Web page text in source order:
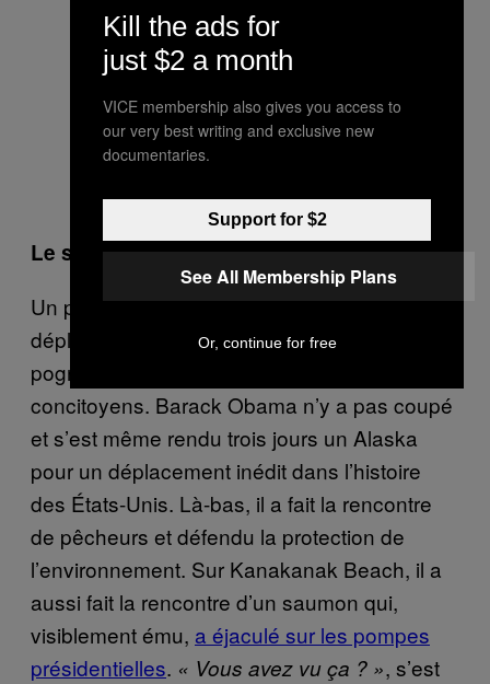
to #Hanoi, Vietnam. Regram:
@AnthonyBourdain
Une photo publiée par The White
House (@whitehouse) le23 Mai
2016 à 8h28 PDT
Le saumon
Un président s’autorise souvent quelques
déplacements histoire de serrer quelques
pognes et de se rapprocher de ses
concitoyens. Barack Obama n’y a pas coupé
et s’est même rendu trois jours un Alaska
pour un déplacement inédit dans l’histoire
des États-Unis. Là-bas, il a fait la rencontre
de pêcheurs et défendu la protection de
l’environnement. Sur Kanakanak Beach, il a
aussi fait la rencontre d’un saumon qui,
visiblement ému, a éjaculé sur les pompes
présidentielles. « Vous avez vu ça ? », s’est
Kill the ads for
just $2 a month
VICE membership also gives you access to
our very best writing and exclusive new
documentaries.
Support for $2
See All Membership Plans
Or, continue for free